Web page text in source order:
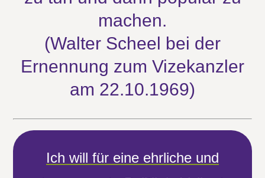
machen.
(Walter Scheel bei der
Ernennung zum Vizekanzler
am 22.10.1969)
Ich will für eine ehrliche und